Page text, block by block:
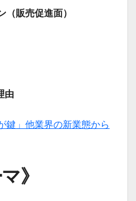
販売促進面）
由
鍵」他業界の新業態から
》